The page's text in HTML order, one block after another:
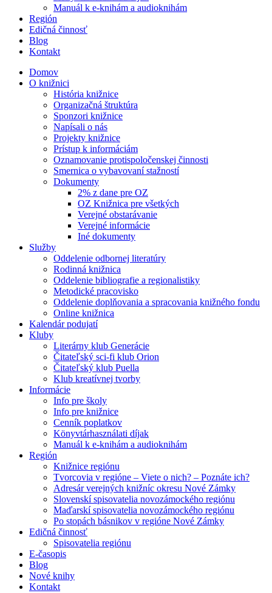
Manuál k e-knihám a audioknihám
Región
Edičná činnosť
Blog
Kontakt
Domov
O knižnici
História knižnice
Organizačná štruktúra
Sponzori knižnice
Napísali o nás
Projekty knižnice
Prístup k informáciám
Oznamovanie protispoločenskej činnosti
Smernica o vybavovaní stažností
Dokumenty
2% z dane pre OZ
OZ Knižnica pre všetkých
Verejné obstarávanie
Verejné informácie
Iné dokumenty
Služby
Oddelenie odbornej literatúry
Rodinná knižnica
Oddelenie bibliografie a regionalistiky
Metodické pracovisko
Oddelenie doplňovania a spracovania knižného fondu
Online knižnica
Kalendár podujatí
Kluby
Literárny klub Generácie
Čitateľský sci-fi klub Orion
Čitateľský klub Puella
Klub kreatívnej tvorby
Informácie
Info pre školy
Info pre knižnice
Cenník poplatkov
Könyvtárhasználati díjak
Manuál k e-knihám a audioknihám
Región
Knižnice regiónu
Tvorcovia v regióne – Viete o nich? – Poznáte ich?
Adresár verejných knižníc okresu Nové Zámky
Slovenskí spisovatelia novozámockého regiónu
Maďarskí spisovatelia novozámockého regiónu
Po stopách básnikov v regióne Nové Zámky
Edičná činnosť
Spisovatelia regiónu
E-časopis
Blog
Nové knihy
Kontakt